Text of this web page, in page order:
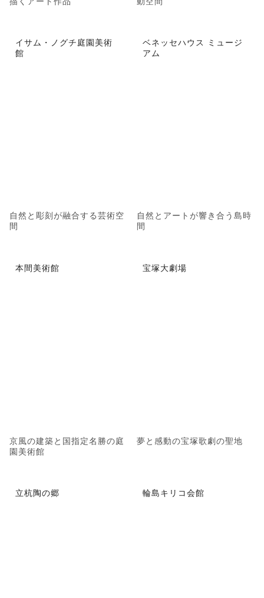
イサム・ノグチ庭園美術
館
自然と彫刻が融合する芸術空
間
ベネッセハウス ミュージ
アム
自然とアートが響き合う島時
間
本間美術館
京風の建築と国指定名勝の庭
園美術館
宝塚大劇場
夢と感動の宝塚歌劇の聖地
立杭陶の郷 輪島キリコ会館